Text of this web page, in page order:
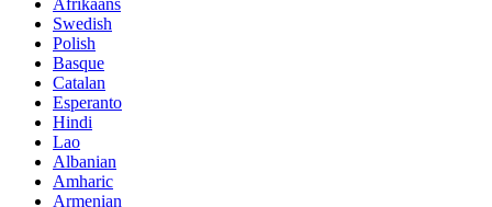
Afrikaans
Swedish
Polish
Basque
Catalan
Esperanto
Hindi
Lao
Albanian
Amharic
Armenian